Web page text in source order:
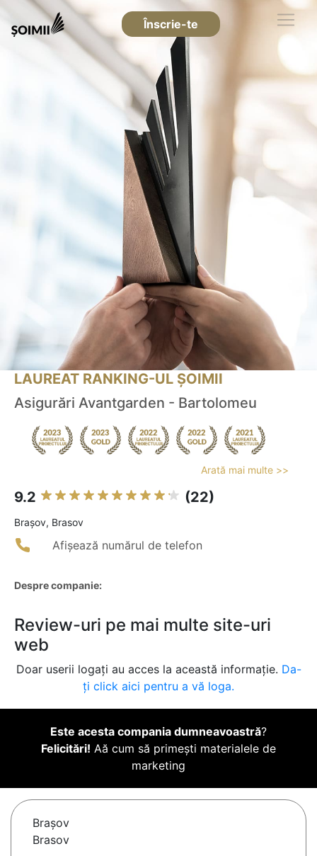
Înscrie-te
LAUREAT RANKING-UL ȘOIMII
Asigurări Avantgarden - Bartolomeu
Arată mai multe >>
9.2 (22)
Braşov, Brasov
Afișează numărul de telefon
Despre companie:
Review-uri pe mai multe site-uri
web
Doar userii logați au acces la această informație. Da-
ți click aici pentru a vă loga.
Este acesta compania dumneavoastră?
Felicitări! Aă cum să primești materialele de
marketing
Braşov
Brasov